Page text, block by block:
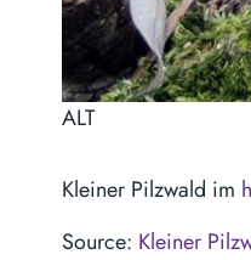
ALT
Kleiner Pilzwald im
Source: Kleiner